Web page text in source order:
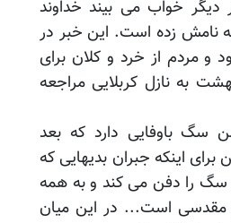
دیگر خواب می بیند خداوند
نامش زده است. این خبر در
مردم از خرد و کلان برای
به نازل کربلایی مراجعه
باوفایی دارد که بعد
اینکه جبران بدیهایی که
سگ را دفن می کند و به همه
مقدسی است... در این میان